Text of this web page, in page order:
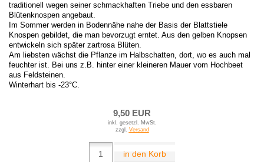
traditionell wegen seiner schmackhaften Triebe und den essbaren
Blütenknospen angebaut.
Im Sommer werden in Bodennähe nahe der Basis der Blattstiele
Knospen gebildet, die man bevorzugt erntet. Aus den gelben Knopsen
entwickeln sich später zartrosa Blüten.
Am liebsten wächst die Pflanze im Halbschatten, dort, wo es auch mal
feuchter ist. Bei uns z.B. hinter einer kleineren Mauer vom Hochbeet
aus Feldsteinen.
Winterhart bis -23°C.
9,50 EUR
inkl. gesetzl. MwSt.
zzgl. Versand
in den Korb